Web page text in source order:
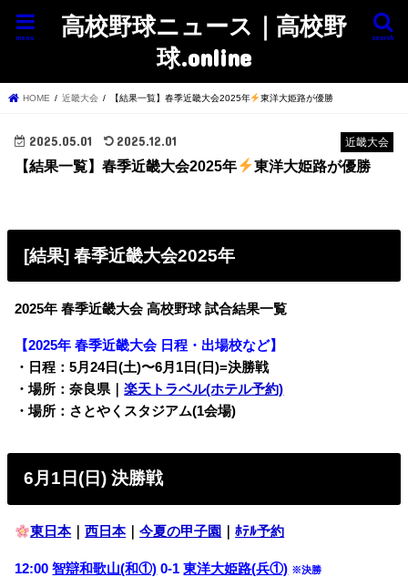
高校野球ニュース｜高校野
球.online
search
menu
HOME 近畿大会 【結果一覧】春季近畿大会2025年 東洋大姫路が優勝
近畿大会
2025.05.01 2025.12.01
【結果一覧】春季近畿大会2025年 東洋大姫路が優勝
[結果] 春季近畿大会2025年
2025年 春季近畿大会 高校野球 試合結果一覧
【2025年 春季近畿大会 日程・出場校など】
・日程：5月24日(土)〜6月1日(日)=決勝戦
・場所：奈良県 ｜楽天トラベル(ホテル予約)
・場所：さとやくスタジアム(1会場)
6月1日(日) 決勝戦
東日本｜西日本｜今夏の甲子園 ｜ﾎﾃﾙ予約
12:00智辯和歌山(和①) 0-1東洋大姫路(兵①) ※決勝